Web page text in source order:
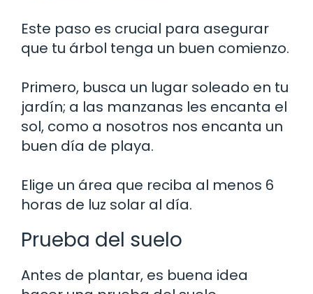
Este paso es crucial para asegurar
que tu árbol tenga un buen comienzo.
Primero, busca un lugar soleado en tu
jardín; a las manzanas les encanta el
sol, como a nosotros nos encanta un
buen día de playa.
Elige un área que reciba al menos 6
horas de luz solar al día.
Prueba del suelo
Antes de plantar, es buena idea